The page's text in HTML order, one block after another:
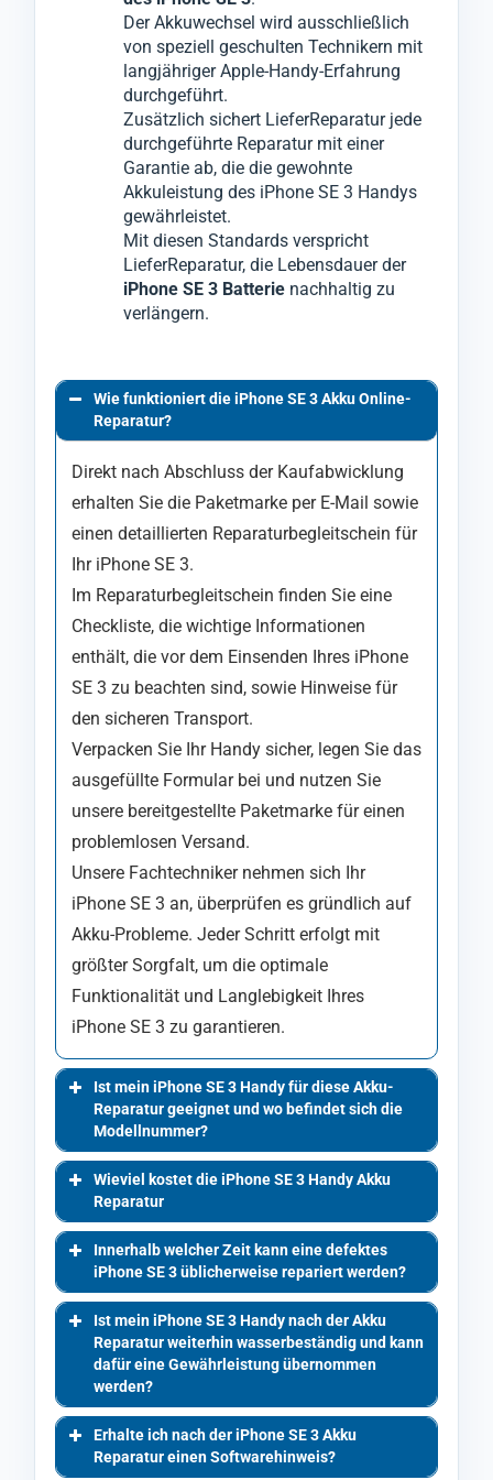
Der Akkuwechsel wird ausschließlich
von speziell geschulten Technikern mit
langjähriger Apple-Handy-Erfahrung
durchgeführt.
Zusätzlich sichert LieferReparatur jede
durchgeführte Reparatur mit einer
Garantie ab, die die gewohnte
Akkuleistung des iPhone SE 3 Handys
gewährleistet.
Mit diesen Standards verspricht
LieferReparatur, die Lebensdauer der
iPhone SE 3 Batterie nachhaltig zu
verlängern.
Wie funktioniert die iPhone SE 3 Akku Online-
Reparatur?
Direkt nach Abschluss der Kaufabwicklung
erhalten Sie die Paketmarke per E-Mail sowie
einen detaillierten Reparaturbegleitschein für
Ihr iPhone SE 3.
Im Reparaturbegleitschein finden Sie eine
Checkliste, die wichtige Informationen
enthält, die vor dem Einsenden Ihres iPhone
SE 3 zu beachten sind, sowie Hinweise für
den sicheren Transport.
Verpacken Sie Ihr Handy sicher, legen Sie das
ausgefüllte Formular bei und nutzen Sie
unsere bereitgestellte Paketmarke für einen
problemlosen Versand.
Unsere Fachtechniker nehmen sich Ihr
iPhone SE 3 an, überprüfen es gründlich auf
Akku-Probleme. Jeder Schritt erfolgt mit
größter Sorgfalt, um die optimale
Funktionalität und Langlebigkeit Ihres
iPhone SE 3 zu garantieren.
Ist mein iPhone SE 3 Handy für diese Akku-
Reparatur geeignet und wo befindet sich die
Modellnummer?
Wieviel kostet die iPhone SE 3 Handy Akku
Reparatur
Innerhalb welcher Zeit kann eine defektes
iPhone SE 3 üblicherweise repariert werden?
Ist mein iPhone SE 3 Handy nach der Akku
Reparatur weiterhin wasserbeständig und kann
dafür eine Gewährleistung übernommen
werden?
Erhalte ich nach der iPhone SE 3 Akku
Reparatur einen Softwarehinweis?